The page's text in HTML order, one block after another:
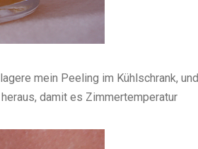
mein Peeling im Kühlschrank, und
damit es Zimmertemperatur